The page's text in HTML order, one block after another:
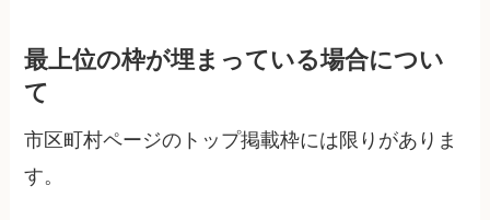
最上位の枠が埋まっている場合につい
て
市区町村ページのトップ掲載枠には限りがありま
す。